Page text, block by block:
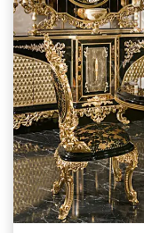
Burdur Mobilya
Eskişehir
Isparta
Çankırı
Mersin
Antalya